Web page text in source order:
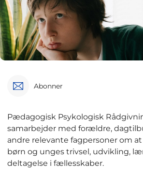
Abonner
Pædagogisk Psykologisk
samarbejder med forældre,
andre relevante fagpersoner om
børn og unges trivsel, udvikling,
deltagelse i fællesskaber.